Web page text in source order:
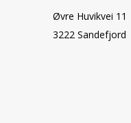
Øvre Huvikvei 11
3222 Sandefjord